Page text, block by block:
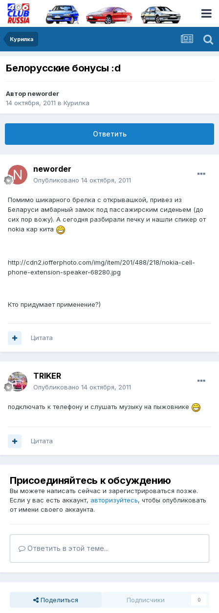
Курилка
Белорусские бонусы :d
Автор neworder
14 октября, 2011 в Курилка
Ответить
neworder
Опубликовано 14 октября, 2011
Помимо шикарного брелка с открывашкой, привез из
Беларуси амбарный замок под пассажирским сиденьем (до
сих пор вожу). А сегодня разбирали печку и нашли спикер от
nokia кар кита
http://cdn2.iofferphoto.com/img/item/201/488/218/nokia-cell-
phone-extension-speaker-68280.jpg
Кто придумает применение?)
Цитата
TRIKER
Опубликовано 14 октября, 2011
подключать к телефону и слушать музыку на пыжовнике
Цитата
Присоединяйтесь к обсуждению
Вы можете написать сейчас и зарегистрироваться позже.
Если у вас есть аккаунт, авторизуйтесь, чтобы опубликовать
от имени своего аккаунта.
Ответить в этой теме...
Поделиться Подписчики 0